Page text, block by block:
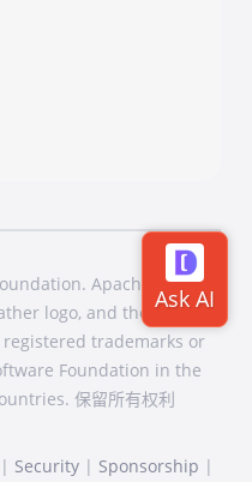
Apache Dubbo,
logo, and the Apache
trademarks or
Foundation in the
保留所有权利
| Security | Sponsorship |